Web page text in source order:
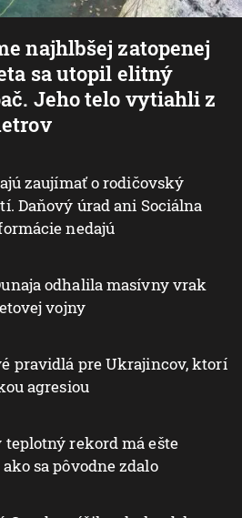
najhlbšej zatopenej
sa utopil elitný
Jeho telo vytiahli z
zaujímať o rodičovský
Daňový úrad ani Sociálna
nedajú
odhalila masívny vrak
vojny
pravidlá pre Ukrajincov, ktorí
agresiou
rekord má ešte
sa pôvodne zdalo